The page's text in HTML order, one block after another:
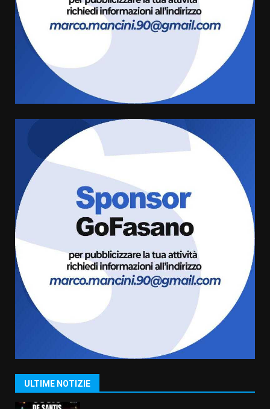
ULTIME NOTIZIE
8 Agosto 2026 07:15
“I Contestatori: Musica di
Rivoluzione”: nuovo
appuntamento con “Fasano in
Banda”
amarezza per esclusione dal
campionato di calcio”
7 Agosto 2026 06:00
Fasanese ferito a colpi di arma
da fuoco
6 Agosto 2026 18:13
Carta d’identità: continua il piano
di aperture straordinarie del
Comune di Fasano
6 Agosto 2026 14:16
1
La Banda Città di Fasano apre
ufficialmente la Festa di